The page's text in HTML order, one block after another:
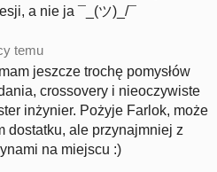
a nie ja ¯⁠⁠_⁠(⁠ツ⁠)⁠_⁠/⁠¯
temu
jeszcze trochę pomysłów
crossovery i nieoczywiste
inżynier. Pożyje Farlok, może
dostatku, ale przynajmniej z
na miejscu :)